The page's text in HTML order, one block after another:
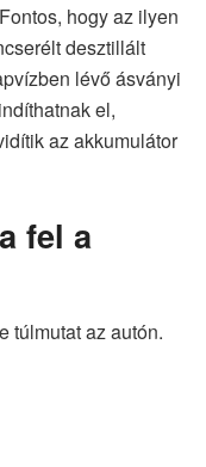
hogy az ilyen
desztillált
lévő ásványi
el,
az akkumulátor
fel a
túlmutat az autón.